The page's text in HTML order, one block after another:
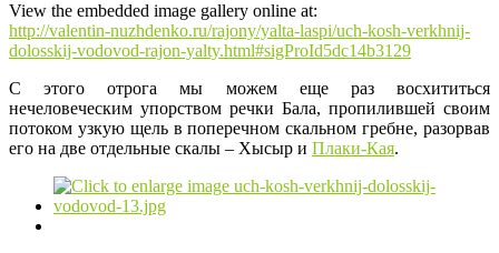
View the embedded image gallery online at:
http://valentin-nuzhdenko.ru/rajony/yalta-laspi/uch-kosh-verkhnij-
dolosskij-vodovod-rajon-yalty.html#sigProId5dc14b3129
С этого отрога мы можем еще раз восхититься
нечеловеческим упорством речки Бала, пропилившей своим
потоком узкую щель в поперечном скальном гребне, разорвав
его на две отдельные скалы – Хысыр и Плаки-Кая.